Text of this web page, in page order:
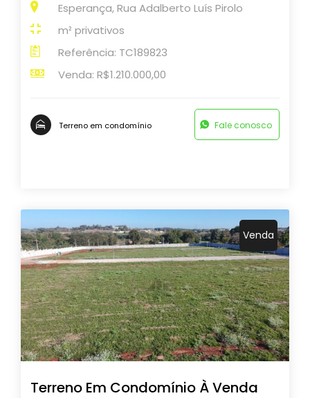
Esperança, Rua Adalberto Luís Pirolo
m² privativos
Referência: TC189823
Venda: R$1.210.000,00
Terreno em condomínio Fale conosco
Venda
Terreno Em Condomínio À Venda